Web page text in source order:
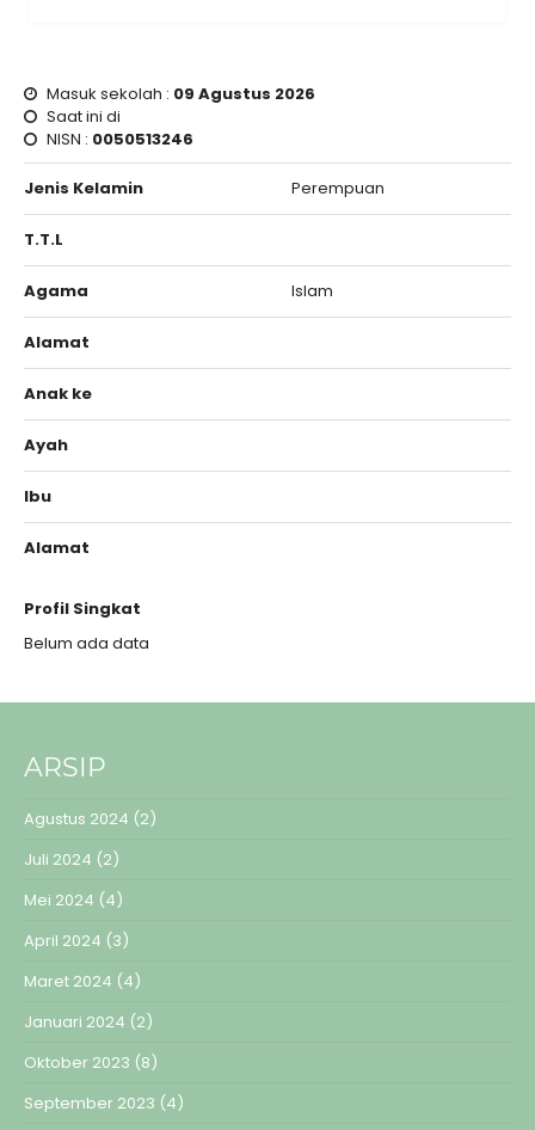
Masuk sekolah : 09 Agustus 2026
Saat ini di
NISN : 0050513246
Jenis Kelamin Perempuan
T.T.L
Agama Islam
Alamat
Anak ke
Ayah
Ibu
Alamat
Profil Singkat
Belum ada data
ARSIP
Agustus 2024 (2)
Juli 2024 (2)
Mei 2024 (4)
April 2024 (3)
Maret 2024 (4)
Januari 2024 (2)
Oktober 2023 (8)
September 2023 (4)